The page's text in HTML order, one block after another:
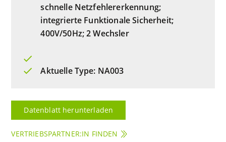
schnelle Netzfehlererkennung;
integrierte Funktionale Sicherheit;
400V/50Hz; 2 Wechsler
Aktuelle Type: NA003
Datenblatt herunterladen
VERTRIEBSPARTNER:IN FINDEN